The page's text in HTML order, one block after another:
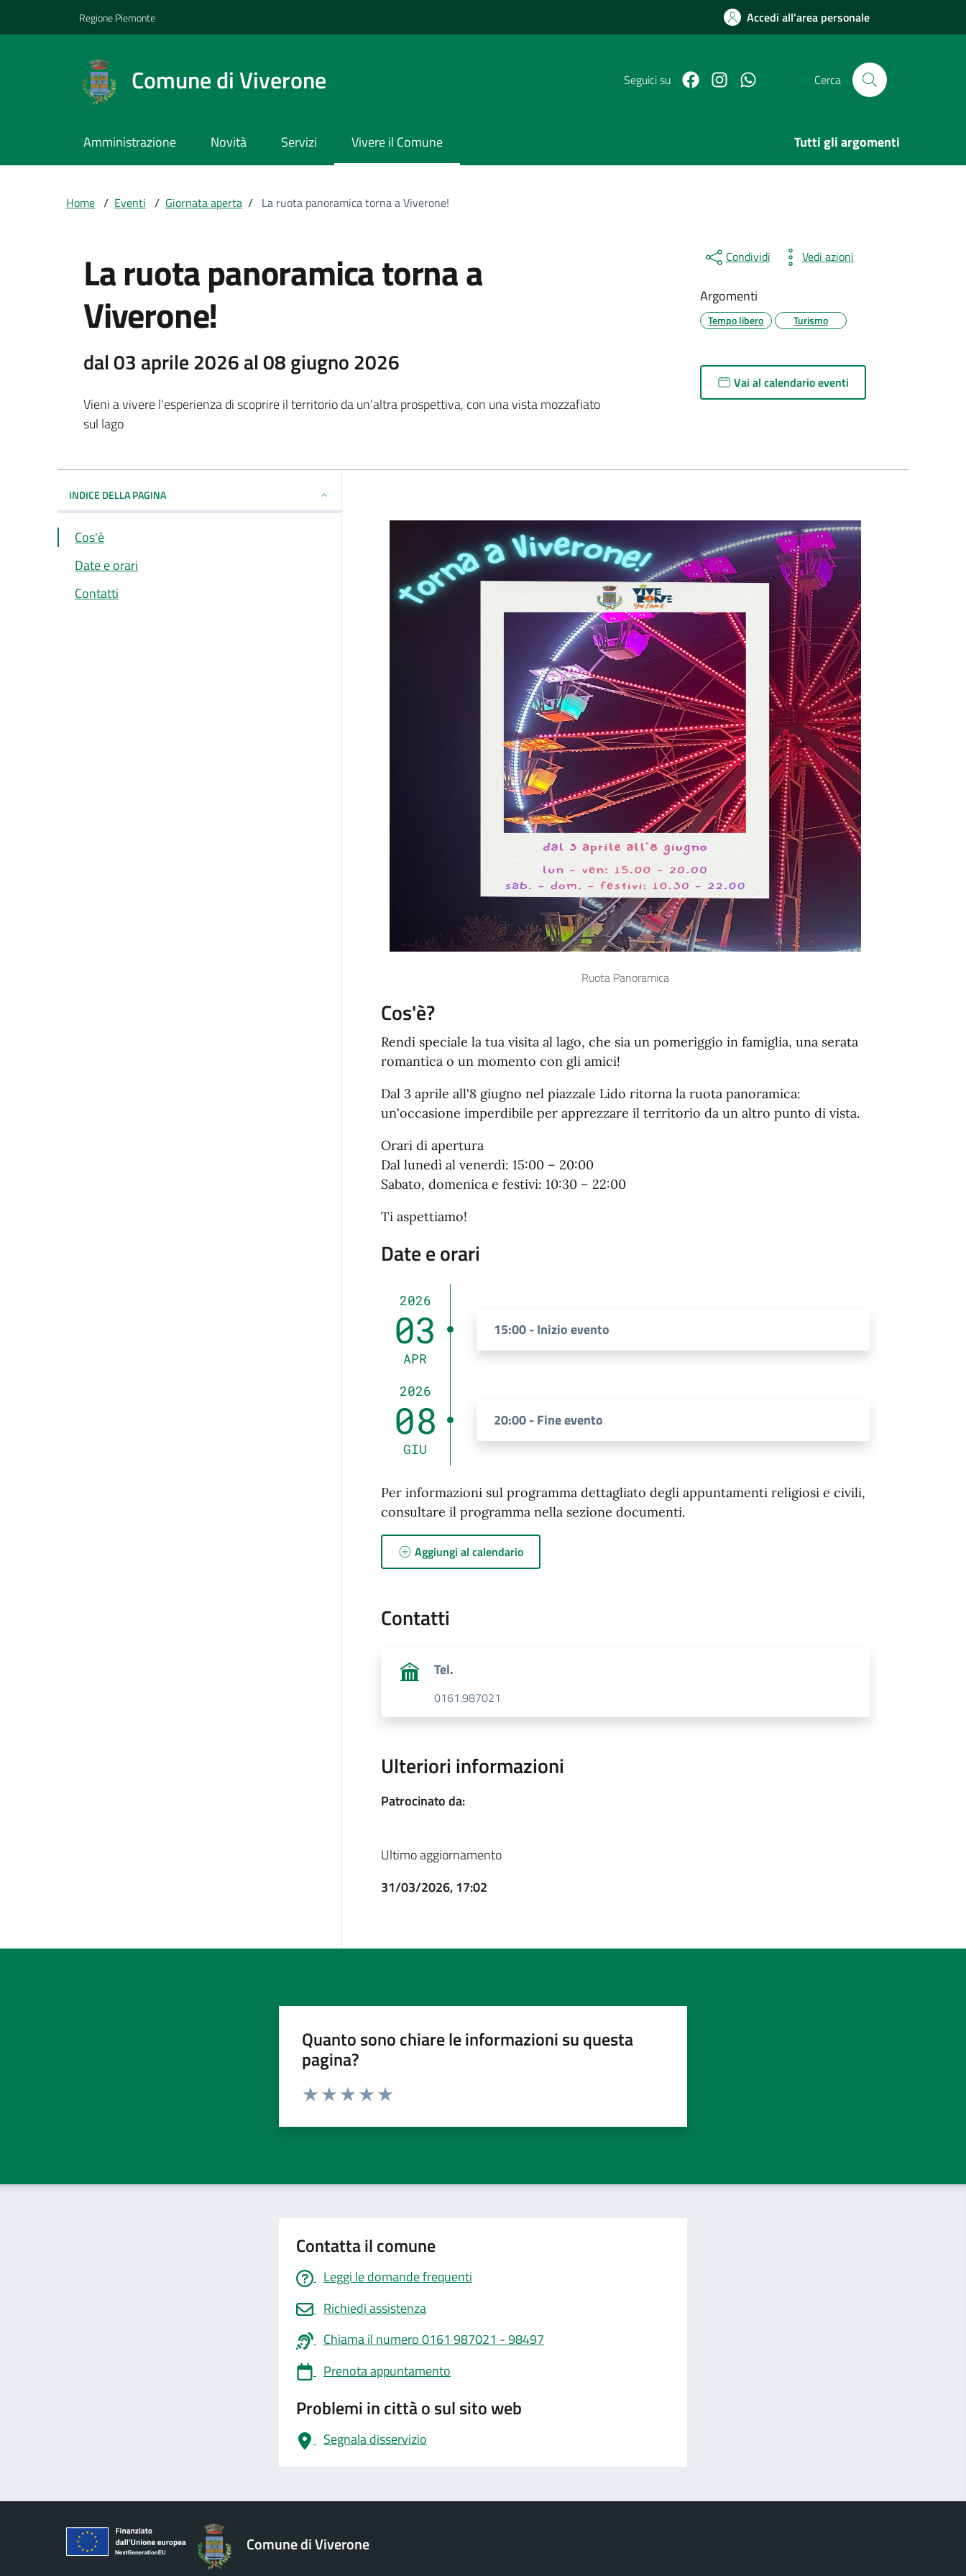
Regione Piemonte Accedi all'area personale
Comune di Viverone Seguici su FacebookLink Instagram
Link Canale Whatsapp
Cerca
Amministrazione Novità Servizi Vivere il Comune Tutti gli argomenti
Home / Eventi / Giornata aperta / La ruota panoramica torna a Viverone!
La ruota panoramica torna a
Viverone!
dal 03 aprile 2026 al 08 giugno 2026
Vieni a vivere l’esperienza di scoprire il territorio da un’altra prospettiva, con una vista mozzafiato
sul lago
Condividi Vedi azioni
Argomenti
Tempo libero Turismo
Vai al calendario eventi
INDICE DELLA PAGINA
Cos'è
Date e orari
Contatti
Ruota Panoramica
Cos'è?
Rendi speciale la tua visita al lago, che sia un pomeriggio in famiglia, una serata
romantica o un momento con gli amici!
Dal 3 aprile all'8 giugno nel piazzale Lido ritorna la ruota panoramica:
un'occasione imperdibile per apprezzare il territorio da un altro punto di vista.
Orari di apertura
Dal lunedì al venerdì: 15:00 – 20:00
Sabato, domenica e festivi: 10:30 – 22:00
Ti aspettiamo!
Date e orari
2026
03
APR
15:00 - Inizio evento
2026
08
GIU
20:00 - Fine evento
Per informazioni sul programma dettagliato degli appuntamenti religiosi e civili,
consultare il programma nella sezione documenti.
Aggiungi al calendario
Contatti
Tel.
0161.987021
Ulteriori informazioni
Patrocinato da:
Ultimo aggiornamento
31/03/2026, 17:02
Quanto sono chiare le informazioni su questa
pagina?
Valuta da 1 a 5 stelle la pagina
Contatta il comune
Leggi le domande frequenti
Richiedi assistenza
Chiama il numero 0161 987021 - 98497
Prenota appuntamento
Problemi in città o sul sito web
Segnala disservizio
logo Unione Europea
Comune di Viverone